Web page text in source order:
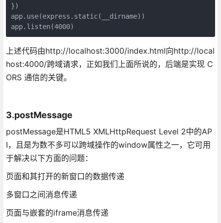
})
app.use(express.static(__dirname))
上述代码由http://localhost:3000/index.html向http://local
host:4000/跨域请求，正如我们上面所说的，后端是实现 C
ORS 通信的关键。
3.postMessage
postMessage是HTML5 XMLHttpRequest Level 2中的AP
I，且是为数不多可以跨域操作的window属性之一，它可用
于解决以下方面的问题：
页面和其打开的新窗口的数据传递
多窗口之间消息传递
页面与嵌套的iframe消息传递